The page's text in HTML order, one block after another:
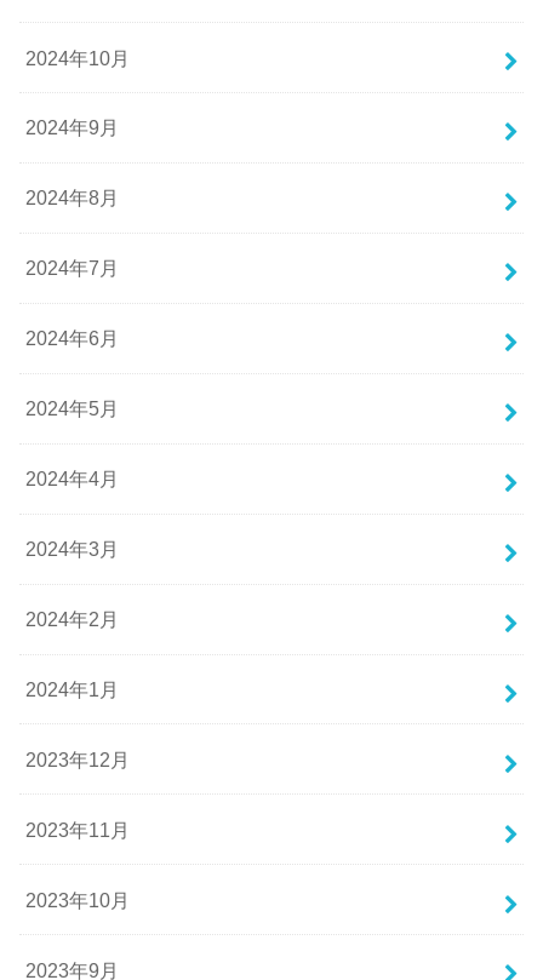
2024年10月
2024年9月
2024年8月
2024年7月
2024年6月
2024年5月
2024年4月
2024年3月
2024年2月
2024年1月
2023年12月
2023年11月
2023年10月
2023年9月